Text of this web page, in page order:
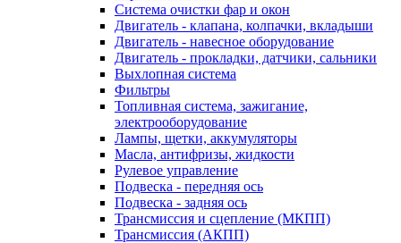
Система очистки фар и окон
Двигатель - клапана, колпачки, вкладыши
Двигатель - навесное оборудование
Двигатель - прокладки, датчики, сальники
Выхлопная система
Фильтры
Топливная система, зажигание,
электрооборудование
Лампы, щетки, аккумуляторы
Масла, антифризы, жидкости
Рулевое управление
Подвеска - передняя ось
Подвеска - задняя ось
Трансмиссия и сцепление (МКПП)
Трансмиссия (АКПП)